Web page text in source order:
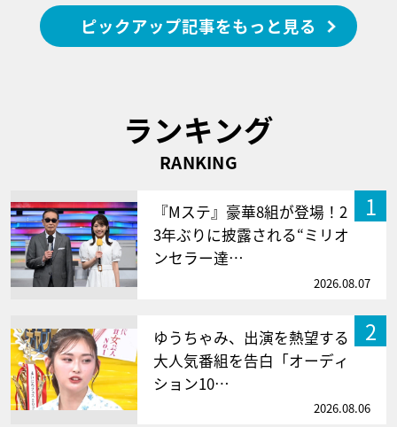
ピックアップ記事をもっと見る
ランキング
RANKING
1
『Mステ』豪華8組が登場！2
3年ぶりに披露される“ミリオ
ンセラー達…
2026.08.07
2
ゆうちゃみ、出演を熱望する
大人気番組を告白「オーディ
ション10…
2026.08.06